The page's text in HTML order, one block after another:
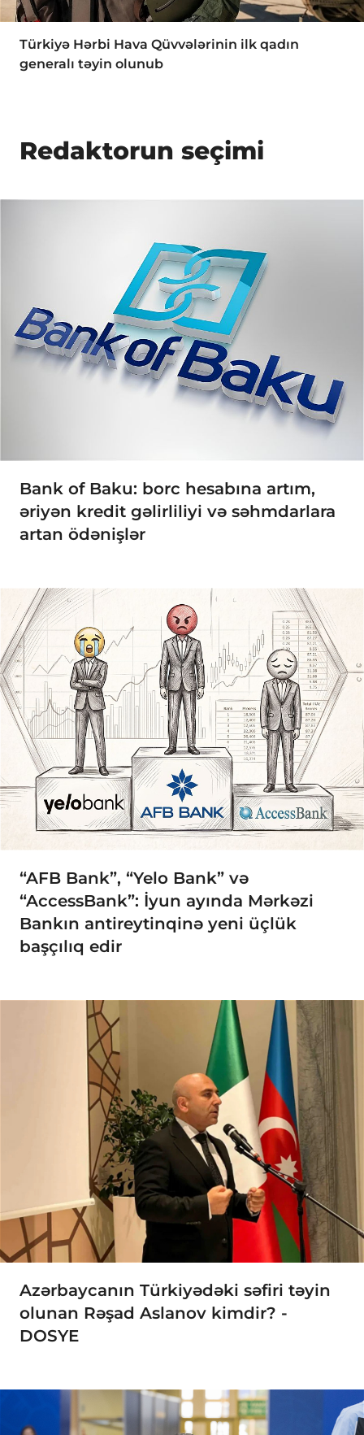
Türkiyə Hərbi Hava Qüvvələrinin ilk qadın
generalı təyin olunub
Redaktorun seçimi
Bank of Baku: borc hesabına artım,
əriyən kredit gəlirliliyi və səhmdarlara
artan ödənişlər
“AFB Bank”, “Yelo Bank” və
“AccessBank”: İyun ayında Mərkəzi
Bankın antireytinqinə yeni üçlük
başçılıq edir
Azərbaycanın Türkiyədəki səfiri təyin
olunan Rəşad Aslanov kimdir? -
DOSYE